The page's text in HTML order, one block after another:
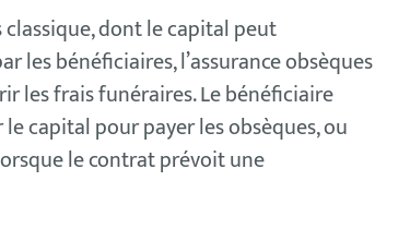
dont le capital peut
bénéficiaires, l’assurance obsèques
les frais funéraires. Le bénéficiaire
capital pour payer les obsèques, ou
le contrat prévoit une